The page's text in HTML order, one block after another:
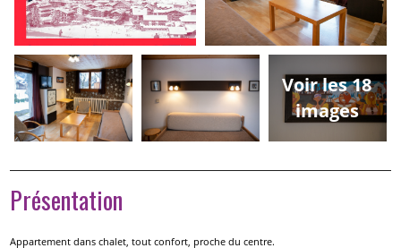
Voir les 18
images
Présentation
Appartement dans chalet, tout confort, proche du centre.